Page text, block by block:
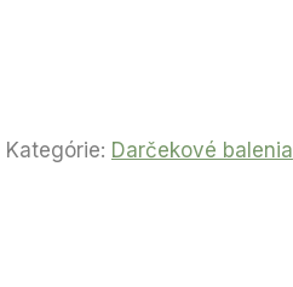
Kategórie: Darčekové balenia